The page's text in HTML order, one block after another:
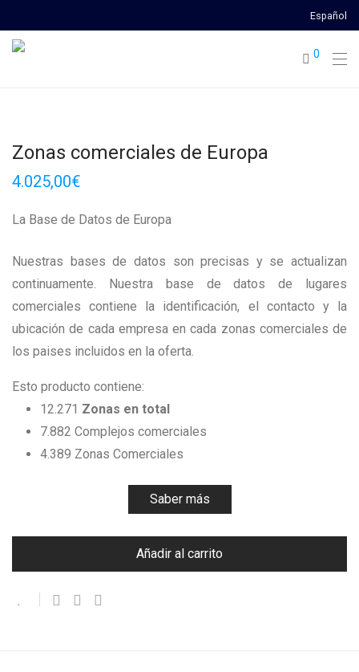
Español
0
Zonas comerciales de Europa
4.025,00€
La Base de Datos de Europa
Nuestras bases de datos son precisas y se actualizan
continuamente. Nuestra base de datos de lugares
comerciales contiene la identificación, el contacto y la
ubicación de cada empresa en cada zonas comerciales de
los paises incluidos en la oferta.
Esto producto contiene:
12.271 Zonas en total
7.882 Complejos comerciales
4.389 Zonas Comerciales
Saber más
Añadir al carrito